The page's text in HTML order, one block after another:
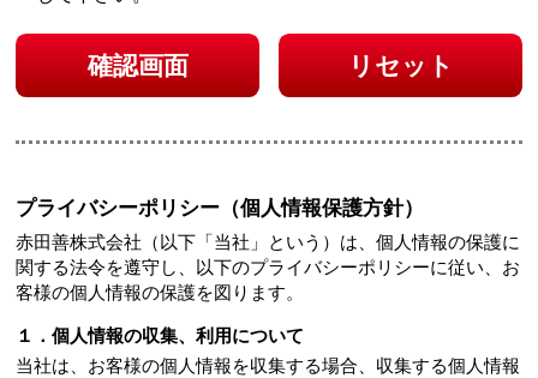
確認画面 リセット
プライバシーポリシー（個人情報保護方針）
赤田善株式会社（以下「当社」という）は、個人情報の保護に
関する法令を遵守し、以下のプライバシーポリシーに従い、お
客様の個人情報の保護を図ります。
１．個人情報の収集、利用について
当社は、お客様の個人情報を収集する場合、収集する個人情報